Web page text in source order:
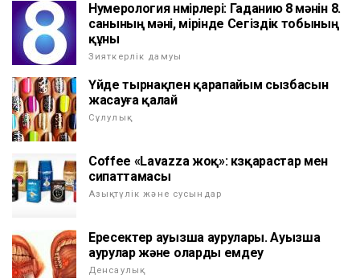
Нумерология нөмірлері: Гаданию 8 мәнін 8.
санының мәні, өмірінде Сегіздік тобының
құны
Зияткерлік дамуы
Үйде тырнақпен қарапайым сызбасын
жасауға қалай
Сұлулық
Coffee «Lavazza жоқ»: көзқарастар мен
сипаттамасы
Азық-түлік және сусындар
Ересектер ауызша аурулары. Ауызша
аурулар және оларды емдеу
Денсаулық